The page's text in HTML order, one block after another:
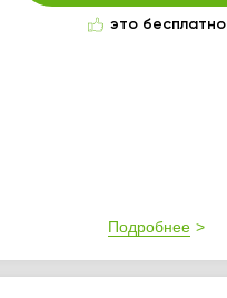
это бесплатно
Подробнее